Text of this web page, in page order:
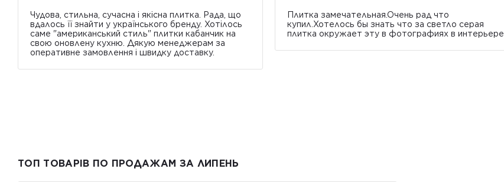
Чудова, стильна, сучасна і якісна плитка. Рада, що
вдалось її знайти у українського бренду. Хотілось
саме "американський стиль" плитки кабанчик на
свою оновлену кухню. Дякую менеджерам за
оперативне замовлення і швидку доставку.
Плитка замечательная.Очень рад что
купил.Хотелось бы знать что за светло серая
плитка окружает эту в фотографиях в интерьере
ТОП ТОВАРІВ ПО ПРОДАЖАМ ЗА ЛИПЕНЬ